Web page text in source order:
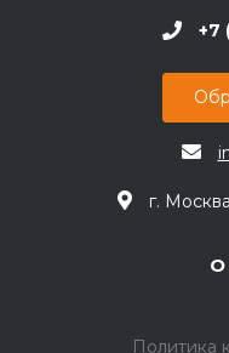
+7
г.
О
Политика